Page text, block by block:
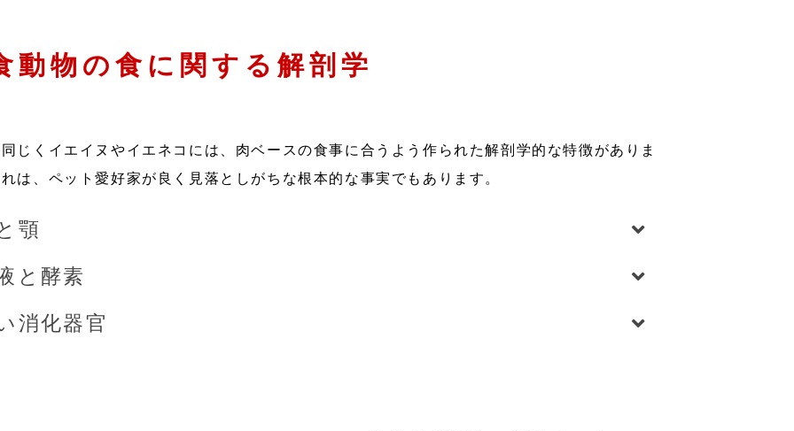
動物の食に関する解剖学
じくイエイヌやイエネコには、肉ベースの食事に合うよう作られた解剖学的な特徴がありま
は、ペット愛好家が良く見落としがちな根本的な事実でもあります。
顎
と酵素
消化器官